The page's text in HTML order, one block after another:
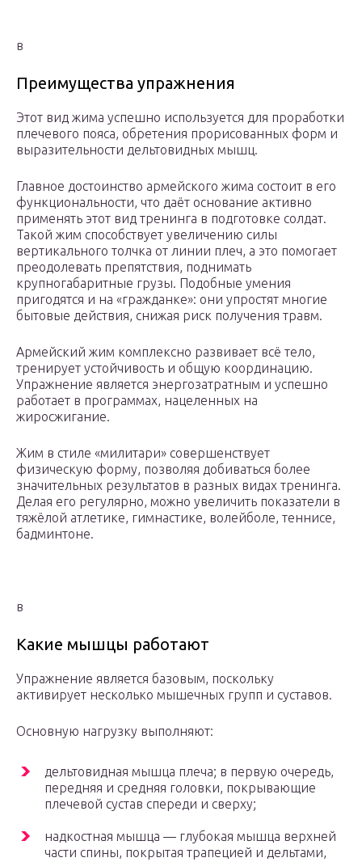
в
Преимущества упражнения
Этот вид жима успешно используется для проработки
плечевого пояса, обретения прорисованных форм и
выразительности дельтовидных мышц.
Главное достоинство армейского жима состоит в его
функциональности, что даёт основание активно
применять этот вид тренинга в подготовке солдат.
Такой жим способствует увеличению силы
вертикального толчка от линии плеч, а это помогает
преодолевать препятствия, поднимать
крупногабаритные грузы. Подобные умения
пригодятся и на «гражданке»: они упростят многие
бытовые действия, снижая риск получения травм.
Армейский жим комплексно развивает всё тело,
тренирует устойчивость и общую координацию.
Упражнение является энергозатратным и успешно
работает в программах, нацеленных на
жиросжигание.
Жим в стиле «милитари» совершенствует
физическую форму, позволяя добиваться более
значительных результатов в разных видах тренинга.
Делая его регулярно, можно увеличить показатели в
тяжёлой атлетике, гимнастике, волейболе, теннисе,
бадминтоне.
в
Какие мышцы работают
Упражнение является базовым, поскольку
активирует несколько мышечных групп и суставов.
Основную нагрузку выполняют:
дельтовидная мышца плеча; в первую очередь,
передняя и средняя головки, покрывающие
плечевой сустав спереди и сверху;
надкостная мышца — глубокая мышца верхней
части спины, покрытая трапецией и дельтами,